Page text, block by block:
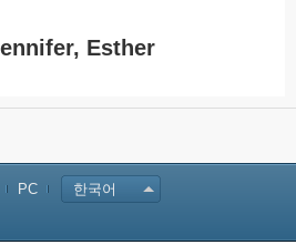
Esther
PC 한국어